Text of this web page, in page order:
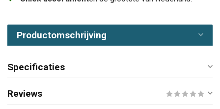
Productomschrijving
Specificaties
Reviews